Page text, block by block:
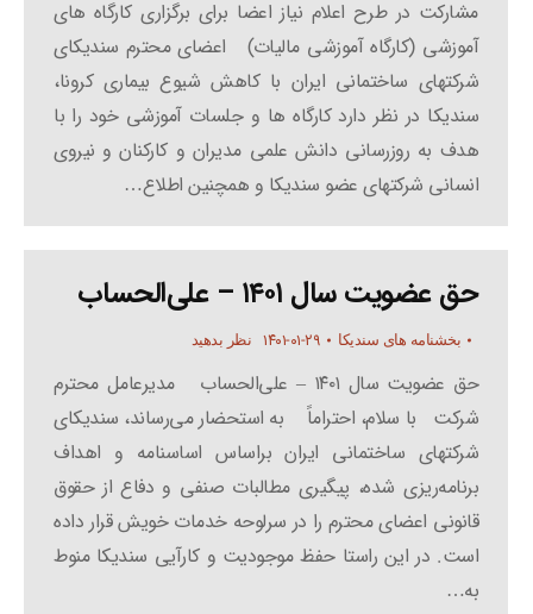
مشارکت در طرح اعلام نیاز اعضا برای برگزاری کارگاه های
آموزشی (کارگاه آموزشی مالیات) اعضای محترم سندیکای
شرکتهای ساختمانی ایران با کاهش شیوع بیماری کرونا،
سندیکا در نظر دارد کارگاه ها و جلسات آموزشی خود را با
هدف به روزرسانی دانش علمی مدیران و کارکنان و نیروی
انسانی شرکتهای عضو سندیکا و همچنین اطلاع…
حق عضویت سال ۱۴۰۱ – علی‌الحساب
بخشنامه های سندیکا ۱۴۰۱-۰۱-۲۹ نظر بدهید
حق عضویت سال ۱۴۰۱ – علی‌الحساب مدیرعامل محترم
شرکت با سلام، احتراماً به استحضار می‌رساند، سندیکای
شرکتهای ساختمانی ایران براساس اساسنامه و اهداف
برنامه‌ریزی ‌شده، پیگیری مطالبات صنفی و دفاع از حقوق
قانونی اعضای محترم را در سرلوحه خدمات خویش قرار داده
است. در این راستا حفظ موجودیت و کارآیی سندیکا منوط
به…